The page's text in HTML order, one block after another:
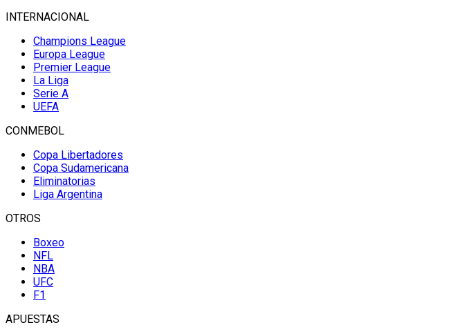
INTERNACIONAL
Champions League
Europa League
Premier League
La Liga
Serie A
UEFA
CONMEBOL
Copa Libertadores
Copa Sudamericana
Eliminatorias
Liga Argentina
OTROS
Boxeo
NFL
NBA
UFC
F1
APUESTAS